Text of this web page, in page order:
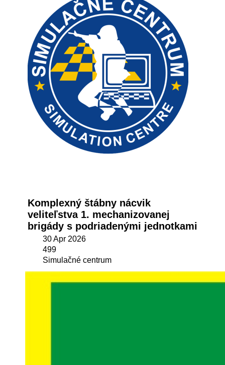
Komplexný štábny nácvik
veliteľstva 1. mechanizovanej
brigády s podriadenými jednotkami
30 Apr 2026
499
Simulačné centrum